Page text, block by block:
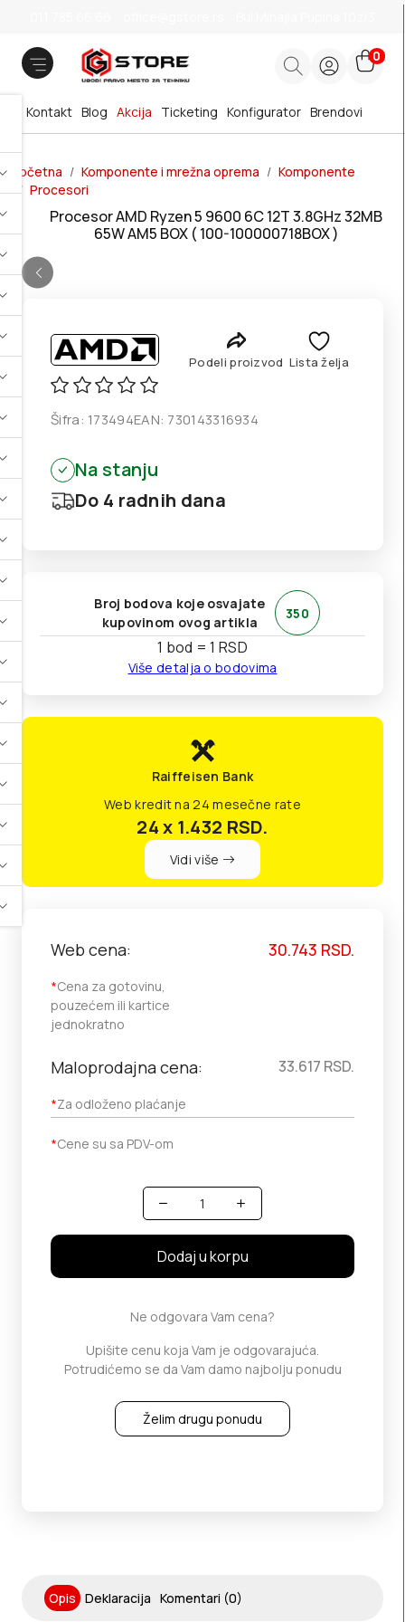
0
Brendovi
Blog Akcija
Kontakt Ticketing Konfigurator
Početna Komponente i mrežna oprema
Komponente
Procesori
Procesor AMD Ryzen 5 9600 6C 12T 3.8GHz 32MB
65W AM5 BOX ( 100-100000718BOX )
Podeli proizvod Lista želja
Šifra: 173494EAN: 730143316934
Na stanju
Do 4 radnih dana
Broj bodova koje osvajate
kupovinom ovog artikla
350
1 bod = 1 RSD
Više detalja o bodovima
Raiffeisen Bank
Web kredit na 24 mesečne rate
24 x 1.432 RSD.
Vidi više
Web cena:
*Cena za gotovinu,
pouzećem ili kartice
jednokratno
30.743 RSD.
Maloprodajna cena:
*Za odloženo plaćanje
33.617 RSD.
*Cene su sa PDV-om
Količina
Dodaj u korpu
Ne odgovara Vam cena?
Upišite cenu koja Vam je odgovarajuća.
Potrudićemo se da Vam damo najbolju ponudu
Želim drugu ponudu
Opis Deklaracija Komentari (0)